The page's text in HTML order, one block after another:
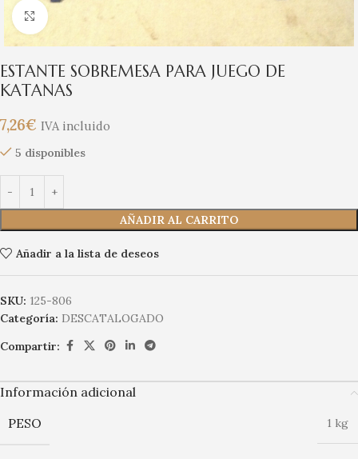
Clic para ampliar
ESTANTE SOBREMESA PARA JUEGO DE
KATANAS
7,26€ IVA incluido
5 disponibles
AÑADIR AL CARRITO
Añadir a la lista de deseos
SKU: 125-806
Categoría: DESCATALOGADO
Compartir:
Información adicional
PESO
1 kg